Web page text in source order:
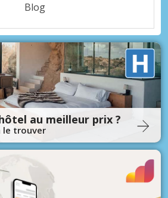
Blog
au meilleur prix ?
le trouver